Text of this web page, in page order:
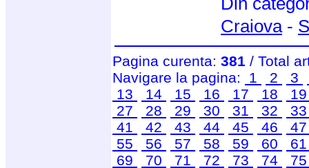
Craiova-
Pagina curenta: 381 / Total
Navigare la pagina:
1 2 3
13
14 15 16 17 18
27
28 29 30 31 32
41
42 43 44 45 46
55
56 57 58 59 60
69
70 71 72 73 74